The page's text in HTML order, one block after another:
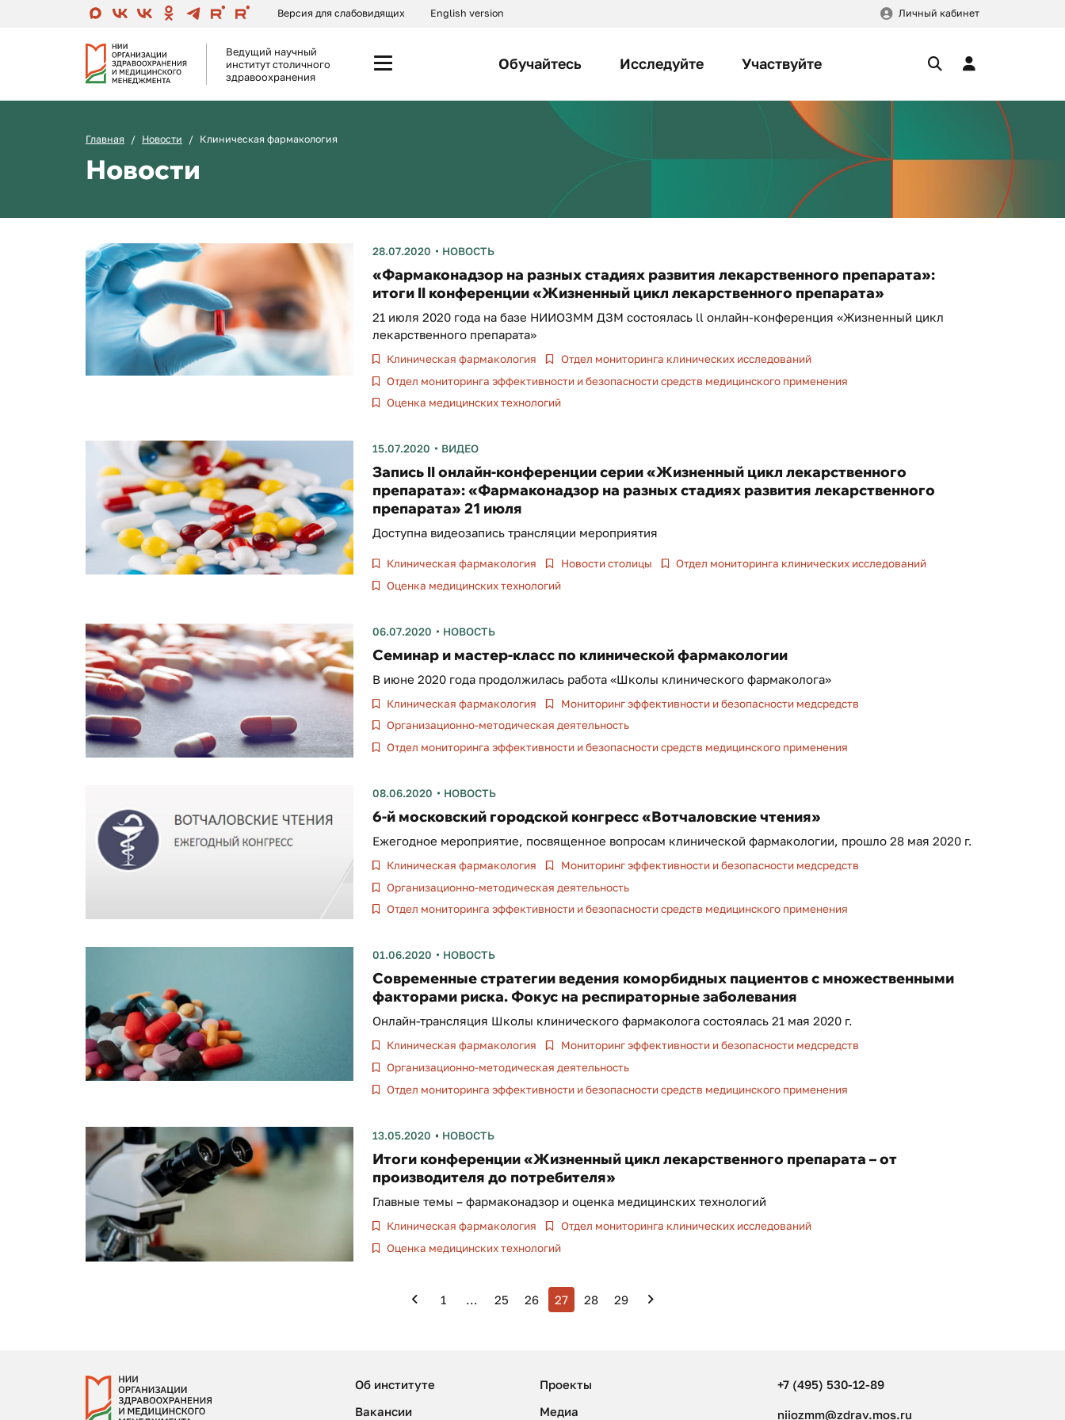
Версия для слабовидящих English version Личный кабинет
Ведущий научный
институт столичного
здравоохранения
Обучайтесь Исследуйте Участвуйте
Главная Новости Клиническая фармакология
Новости
28.07.2020 НОВОСТЬ
«Фармаконадзор на разных стадиях развития лекарственного препарата»:
итоги II конференции «Жизненный цикл лекарственного препарата»
21 июля 2020 года на базе НИИОЗММ ДЗМ состоялась ll онлайн-конференция «Жизненный цикл
лекарственного препарата»
Клиническая фармакология
Отдел мониторинга клинических исследований
Отдел мониторинга эффективности и безопасности средств медицинского применения
Оценка медицинских технологий
15.07.2020 ВИДЕО
Запись II онлайн-конференции серии «Жизненный цикл лекарственного
препарата»: «Фармаконадзор на разных стадиях развития лекарственного
препарата» 21 июля
Доступна видеозапись трансляции мероприятия
Клиническая фармакология Новости столицы
Отдел мониторинга клинических исследований
Оценка медицинских технологий
06.07.2020 НОВОСТЬ
Семинар и мастер-класс по клинической фармакологии
В июне 2020 года продолжилась работа «Школы клинического фармаколога»
Клиническая фармакология
Мониторинг эффективности и безопасности медсредств
Организационно-методическая деятельность
Отдел мониторинга эффективности и безопасности средств медицинского применения
08.06.2020 НОВОСТЬ
6-й московский городской конгресс «Вотчаловские чтения»
Ежегодное мероприятие, посвященное вопросам клинической фармакологии, прошло 28 мая 2020 г.
Клиническая фармакология
Мониторинг эффективности и безопасности медсредств
Организационно-методическая деятельность
Отдел мониторинга эффективности и безопасности средств медицинского применения
01.06.2020 НОВОСТЬ
Современные стратегии ведения коморбидных пациентов с множественными
факторами риска. Фокус на респираторные заболевания
Онлайн-трансляция Школы клинического фармаколога состоялась 21 мая 2020 г.
Клиническая фармакология
Мониторинг эффективности и безопасности медсредств
Организационно-методическая деятельность
Отдел мониторинга эффективности и безопасности средств медицинского применения
13.05.2020 НОВОСТЬ
Итоги конференции «Жизненный цикл лекарственного препарата – от
производителя до потребителя»
Главные темы – фармаконадзор и оценка медицинских технологий
Клиническая фармакология
Отдел мониторинга клинических исследований
Оценка медицинских технологий
1 ... 25 26 27 28 29
+7 (495) 530-12-89
niiozmm@zdrav.mos.ru
Об институте
Вакансии
Проекты
Медиа